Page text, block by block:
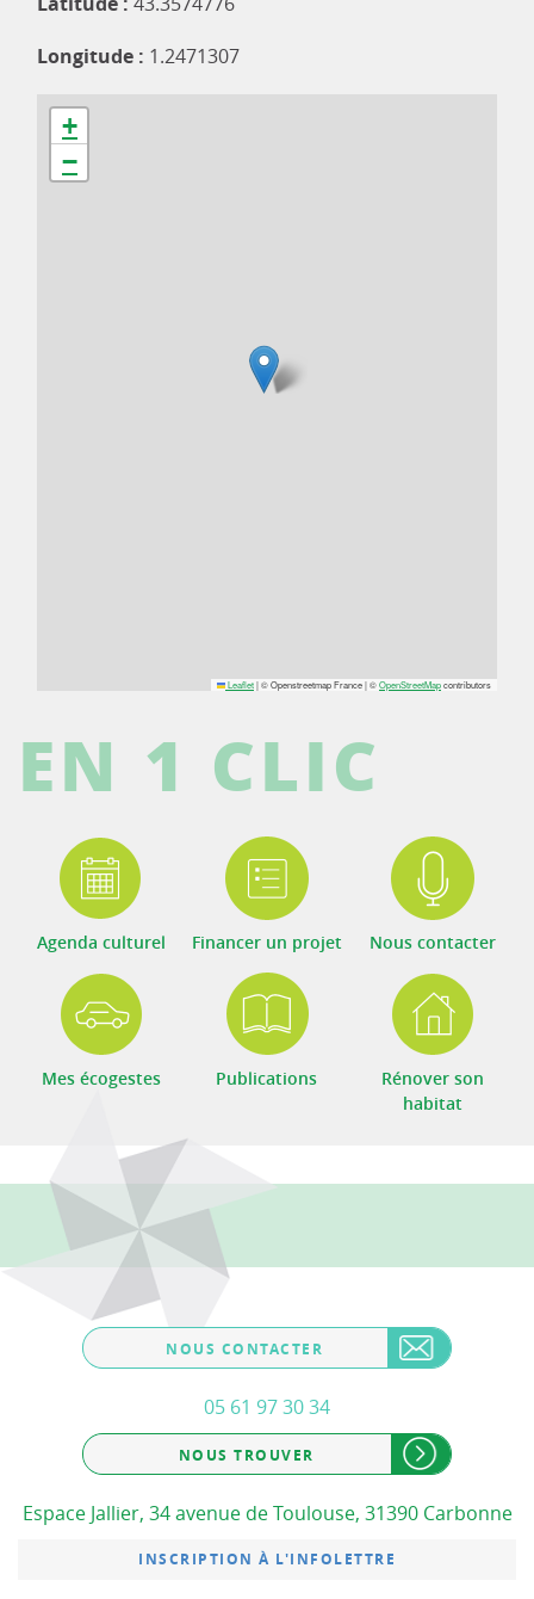
Longitude : 1.2471307
+
−
Leaflet|© Openstreetmap France | ©OpenStreetMapcontributors
EN 1 CLIC
Agenda culturel Financer un projet Nous contacter
Mes écogestes Publications
Rénover son
habitat
NOUS CONTACTER
05 61 97 30 34
NOUS TROUVER
Espace Jallier, 34 avenue de Toulouse, 31390 Carbonne
INSCRIPTION À L'INFOLETTRE